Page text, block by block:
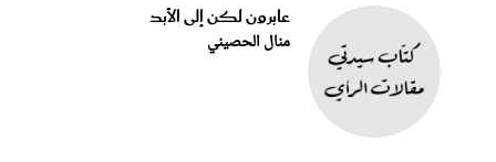
عابرون لكن إلى الأبد
منال الحصيني